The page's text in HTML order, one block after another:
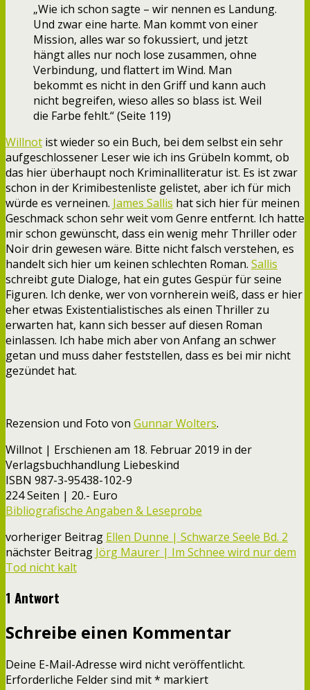
„Wie ich schon sagte – wir nennen es Landung.
Und zwar eine harte. Man kommt von einer
Mission, alles war so fokussiert, und jetzt
hängt alles nur noch lose zusammen, ohne
Verbindung, und flattert im Wind. Man
bekommt es nicht in den Griff und kann auch
nicht begreifen, wieso alles so blass ist. Weil
die Farbe fehlt.“ (Seite 119)
Willnot ist wieder so ein Buch, bei dem selbst ein sehr
aufgeschlossener Leser wie ich ins Grübeln kommt, ob
das hier überhaupt noch Kriminalliteratur ist. Es ist zwar
schon in der Krimibestenliste gelistet, aber ich für mich
würde es verneinen. James Sallis hat sich hier für meinen
Geschmack schon sehr weit vom Genre entfernt. Ich hatte
mir schon gewünscht, dass ein wenig mehr Thriller oder
Noir drin gewesen wäre. Bitte nicht falsch verstehen, es
handelt sich hier um keinen schlechten Roman. Sallis
schreibt gute Dialoge, hat ein gutes Gespür für seine
Figuren. Ich denke, wer von vornherein weiß, dass er hier
eher etwas Existentialistisches als einen Thriller zu
erwarten hat, kann sich besser auf diesen Roman
einlassen. Ich habe mich aber von Anfang an schwer
getan und muss daher feststellen, dass es bei mir nicht
gezündet hat.
Rezension und Foto von Gunnar Wolters.
Willnot | Erschienen am 18. Februar 2019 in der
Verlagsbuchhandlung Liebeskind
ISBN 987-3-95438-102-9
224 Seiten | 20.- Euro
Bibliografische Angaben & Leseprobe
vorheriger Beitrag Ellen Dunne | Schwarze Seele Bd. 2
nächster Beitrag Jörg Maurer | Im Schnee wird nur dem
Tod nicht kalt
1 Antwort
Schreibe einen Kommentar
Deine E-Mail-Adresse wird nicht veröffentlicht.
Erforderliche Felder sind mit* markiert